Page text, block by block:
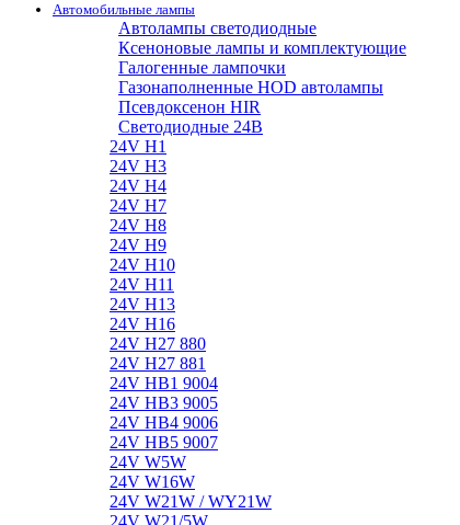
Автомобильные лампы
Автолампы светодиодные
Ксеноновые лампы и комплектующие
Галогенные лампочки
Газонаполненные HOD автолампы
Псевдоксенон HIR
Cветодиодные 24B
24V H1
24V H3
24V H4
24V H7
24V H8
24V H9
24V H10
24V H11
24V H13
24V H16
24V H27 880
24V H27 881
24V HB1 9004
24V HB3 9005
24V HB4 9006
24V HB5 9007
24V W5W
24V W16W
24V W21W / WY21W